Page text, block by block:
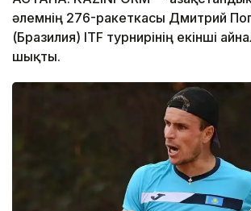
әлемнің 276-ракеткасы Дмитрий
(Бразилия) ITF турнирінің екінші
шықты.